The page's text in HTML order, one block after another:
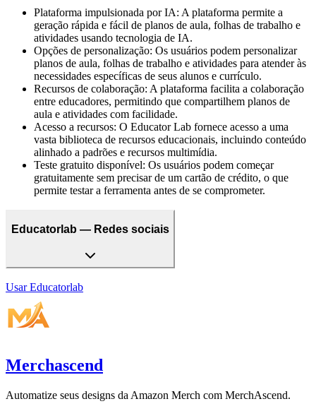
Plataforma impulsionada por IA: A plataforma permite a
geração rápida e fácil de planos de aula, folhas de trabalho e
atividades usando tecnologia de IA.
Opções de personalização: Os usuários podem personalizar
planos de aula, folhas de trabalho e atividades para atender às
necessidades específicas de seus alunos e currículo.
Recursos de colaboração: A plataforma facilita a colaboração
entre educadores, permitindo que compartilhem planos de
aula e atividades com facilidade.
Acesso a recursos: O Educator Lab fornece acesso a uma
vasta biblioteca de recursos educacionais, incluindo conteúdo
alinhado a padrões e recursos multimídia.
Teste gratuito disponível: Os usuários podem começar
gratuitamente sem precisar de um cartão de crédito, o que
permite testar a ferramenta antes de se comprometer.
Educatorlab — Redes sociais
Usar Educatorlab
Merchascend
Automatize seus designs da Amazon Merch com MerchAscend.